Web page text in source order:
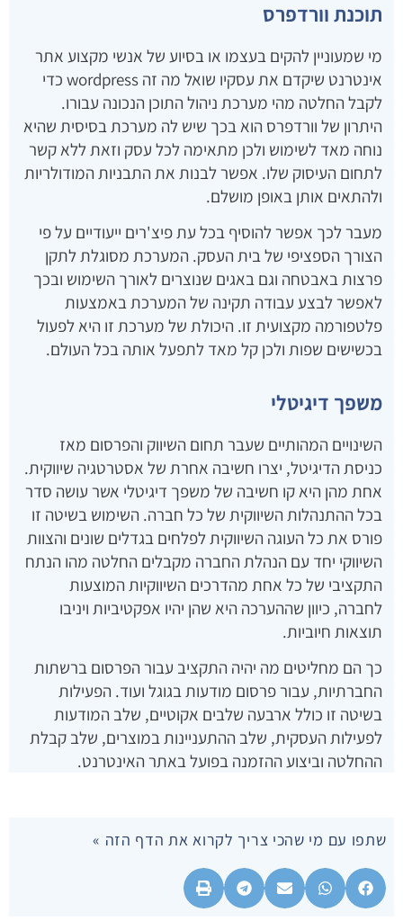
תוכנת וורדפרס
מי שמעוניין להקים בעצמו או בסיוע של אנשי מקצוע אתר
אינטרנט שיקדם את עסקיו שואל מה זה wordpress כדי
לקבל החלטה מהי מערכת ניהול התוכן הנכונה עבורו.
היתרון של וורדפרס הוא בכך שיש לה מערכת בסיסית שהיא
נוחה מאד לשימוש ולכן מתאימה לכל עסק וזאת ללא קשר
לתחום העיסוק שלו. אפשר לבנות את התבניות המודולריות
ולהתאים אותן באופן מושלם.
מעבר לכך אפשר להוסיף בכל עת פיצ'רים ייעודיים על פי
הצורך הספציפי של בית העסק. המערכת מסוגלת לתקן
פרצות באבטחה וגם באגים שנוצרים לאורך השימוש ובכך
לאפשר לבצע עבודה תקינה של המערכת באמצעות
פלטפורמה מקצועית זו. היכולת של מערכת זו היא לפעול
בכשישים שפות ולכן קל מאד לתפעל אותה בכל העולם.
משפך דיגיטלי
השינויים המהותיים שעבר תחום השיווק והפרסום מאז
כניסת הדיגיטל, יצרו חשיבה אחרת של אסטרטגיה שיווקית.
אחת מהן היא קו חשיבה של משפך דיגיטלי אשר עושה סדר
בכל ההתנהלות השיווקית של כל חברה. השימוש בשיטה זו
פורס את כל העוגה השיווקית לפלחים בגדלים שונים והצוות
השיווקי יחד עם הנהלת החברה מקבלים החלטה מהו הנתח
התקציבי של כל אחת מהדרכים השיווקיות המוצעות
לחברה, כיוון שההערכה היא שהן יהיו אפקטיביות ויניבו
תוצאות חיוביות.
כך הם מחליטים מה יהיה התקציב עבור הפרסום ברשתות
החברתיות, עבור פרסום מודעות בגוגל ועוד. הפעילות
בשיטה זו כולל ארבעה שלבים אקוטיים, שלב המודעות
לפעילות העסקית, שלב ההתעניינות במוצרים, שלב קבלת
ההחלטה וביצוע ההזמנה בפועל באתר האינטרנט.
שתפו עם מי שהכי צריך לקרוא את הדף הזה »